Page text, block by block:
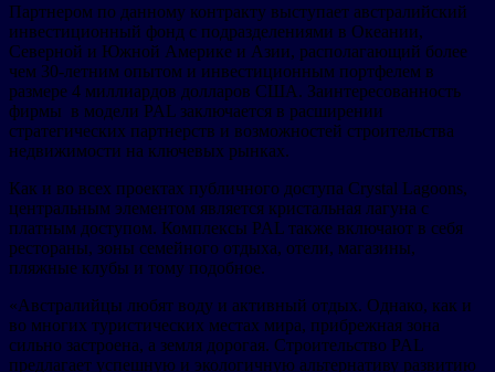
Партнером по данному контракту выступает австралийский
инвестиционный фонд с подразделениями в Океании,
Северной и Южной Америке и Азии, располагающий более
чем 30-летним опытом и инвестиционным портфелем в
размере 4 миллиардов долларов США. Заинтересованность
фирмы в модели PAL заключается в расширении
стратегических партнерств и возможностей строительства
недвижимости на ключевых рынках.
Как и во всех проектах публичного доступа Crystal Lagoons,
центральным элементом является кристальная лагуна с
платным доступом. Комплексы PAL также включают в себя
рестораны, зоны семейного отдыха, отели, магазины,
пляжные клубы и тому подобное.
«Австралийцы любят воду и активный отдых. Однако, как и
во многих туристических местах мира, прибрежная зона
сильно застроена, а земля дорогая. Строительство PAL
предлагает успешную и экологичную альтернативу развитию